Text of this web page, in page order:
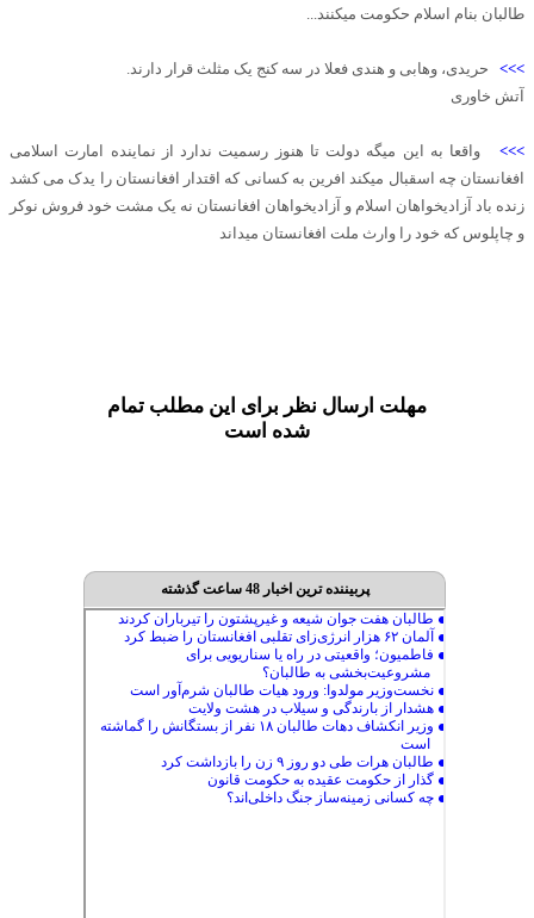
طالبان بنام اسلام حکومت میکنند...
>>> حریدی، وهابی و هندی فعلا در سه کنج یک مثلث قرار دارند.
آتش خاوری
>>> واقعا به این میگه دولت تا هنوز رسمیت ندارد از نماینده امارت اسلامی
افغانستان چه اسقبال میکند افرین به کسانی که اقتدار افغانستان را یدک می کشد
زنده باد آزادیخواهان اسلام و آزادیخواهان افغانستان نه یک مشت خود فروش نوکر
و چاپلوس که خود را وارث ملت افغانستان میداند
مهلت ارسال نظر برای این مطلب تمام
شده است
پربیننده ترین اخبار 48 ساعت گذشته